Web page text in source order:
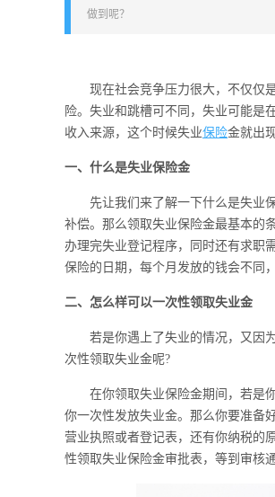
做到呢？
现在社会竞争压力很大，不仅仅是
险。失业和跳槽可不同，失业可能是
收入来源，这个时候失业保险金就出
一、什么是失业保险金
先让我们来了解一下什么是失业保
补偿。那么领取失业保险金最基本的
办理完失业登记程序，同时还有求职
保险的日期，每个月发放的钱会不同
二、怎么样可以一次性领取失业金
若是你遇上了失业的情况，又因为
次性领取失业金呢?
在你领取失业保险金期间，若是你
你一次性发放失业金。那么你要准备
营业执照或者登记表，还有你纳税的
性领取失业保险金审批表，等到审核